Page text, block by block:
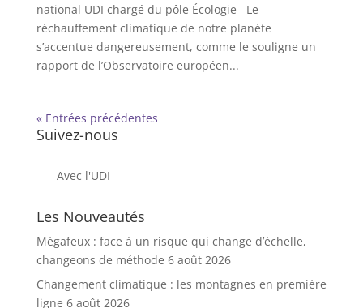
national UDI chargé du pôle Écologie Le
réchauffement climatique de notre planète
s’accentue dangereusement, comme le souligne un
rapport de l’Observatoire européen...
« Entrées précédentes
Suivez-nous
Avec l'UDI
Les Nouveautés
Mégafeux : face à un risque qui change d’échelle,
changeons de méthode 6 août 2026
Changement climatique : les montagnes en première
ligne 6 août 2026